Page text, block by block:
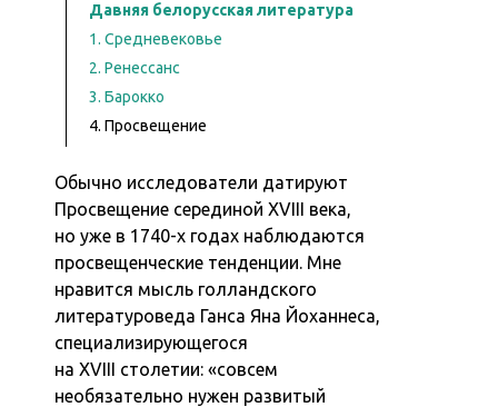
Давняя белорусская литература
1. Средневековье
2. Ренессанс
3. Барокко
4. Просвещение
Обычно исследователи датируют
Просвещение серединой XVIII века,
но уже в 1740-х годах наблюдаются
просвещенческие тенденции. Мне
нравится мысль голландского
литературоведа Ганса Яна Йоханнеса,
специализирующегося
на XVIII столетии: «совсем
необязательно нужен развитый